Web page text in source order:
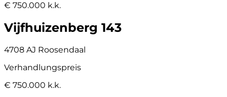
€ 750.000 k.k.
Vijfhuizenberg 143
4708 AJ Roosendaal
Verhandlungspreis
€ 750.000 k.k.